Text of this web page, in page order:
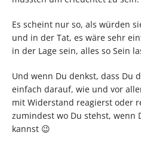
Es scheint nur so, als würden
und in der Tat, es wäre sehr
in der Lage sein, alles so Sein
Und wenn Du denkst, dass Du
einfach darauf, wie und vor
mit Widerstand reagierst oder
zumindest wo Du stehst, wenn
kannst 😉